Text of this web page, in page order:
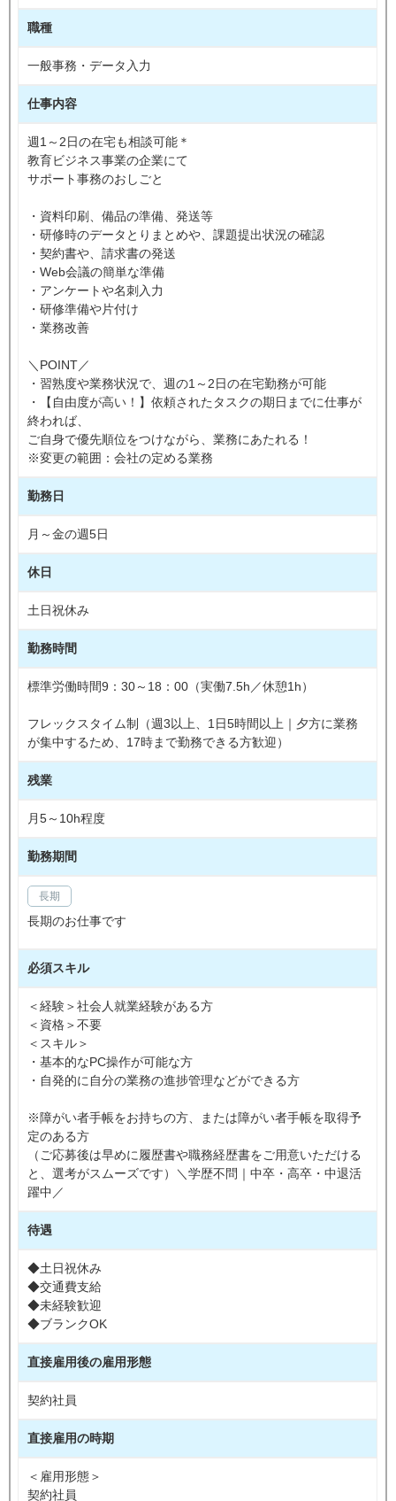
職種
一般事務・データ入力
仕事内容
週1～2日の在宅も相談可能＊
教育ビジネス事業の企業にて
サポート事務のおしごと
・資料印刷、備品の準備、発送等
・研修時のデータとりまとめや、課題提出状況の確認
・契約書や、請求書の発送
・Web会議の簡単な準備
・アンケートや名刺入力
・研修準備や片付け
・業務改善
＼POINT／
・習熟度や業務状況で、週の1～2日の在宅勤務が可能
・【自由度が高い！】依頼されたタスクの期日までに仕事が
終われば、
ご自身で優先順位をつけながら、業務にあたれる！
※変更の範囲：会社の定める業務
勤務日
月～金の週5日
休日
土日祝休み
勤務時間
標準労働時間9：30～18：00（実働7.5h／休憩1h）
フレックスタイム制（週3以上、1日5時間以上｜夕方に業務
が集中するため、17時まで勤務できる方歓迎）
残業
月5～10h程度
勤務期間
長期
長期のお仕事です
必須スキル
＜経験＞社会人就業経験がある方
＜資格＞不要
＜スキル＞
・基本的なPC操作が可能な方
・自発的に自分の業務の進捗管理などができる方
※障がい者手帳をお持ちの方、または障がい者手帳を取得予
定のある方
（ご応募後は早めに履歴書や職務経歴書をご用意いただける
と、選考がスムーズです）＼学歴不問｜中卒・高卒・中退活
躍中／
待遇
◆土日祝休み
◆交通費支給
◆未経験歓迎
◆ブランクOK
直接雇用後の雇用形態
契約社員
直接雇用の時期
＜雇用形態＞
契約社員